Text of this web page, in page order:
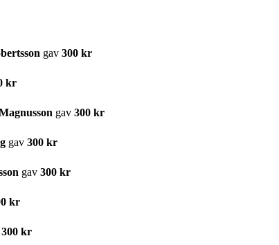
gav 300 kr
kr
gav 300 kr
gav 300 kr
gav 300 kr
kr
300 kr